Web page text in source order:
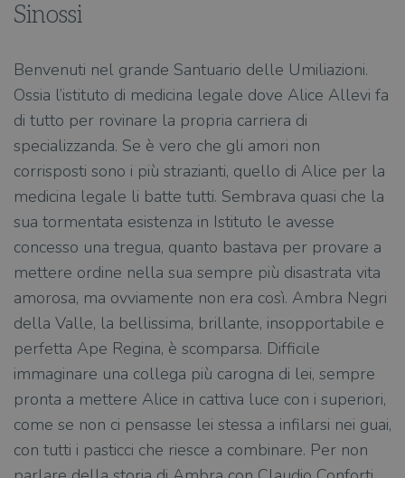
Sinossi
Benvenuti nel grande Santuario delle Umiliazioni.
Ossia l’istituto di medicina legale dove Alice Allevi fa
di tutto per rovinare la propria carriera di
specializzanda. Se è vero che gli amori non
corrisposti sono i più strazianti, quello di Alice per la
medicina legale li batte tutti. Sembrava quasi che la
sua tormentata esistenza in Istituto le avesse
concesso una tregua, quanto bastava per provare a
mettere ordine nella sua sempre più disastrata vita
amorosa, ma ovviamente non era così. Ambra Negri
della Valle, la bellissima, brillante, insopportabile e
perfetta Ape Regina, è scomparsa. Difficile
immaginare una collega più carogna di lei, sempre
pronta a mettere Alice in cattiva luce con i superiori,
come se non ci pensasse lei stessa a infilarsi nei guai,
con tutti i pasticci che riesce a combinare. Per non